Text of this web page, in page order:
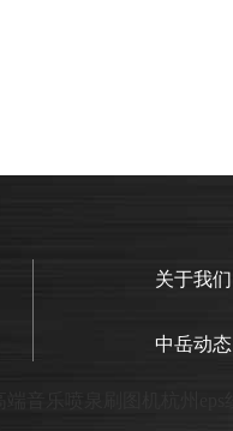
关于我们
中岳动态